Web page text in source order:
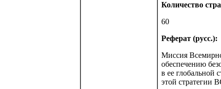
Количество
60
Реферат (русс.):
Миссия
обеспечению
в ее глобальной
этой стратегии